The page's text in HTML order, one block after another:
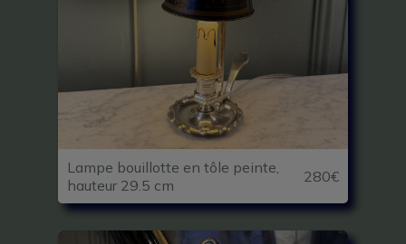
Lampe bouillotte en tôle peinte,
hauteur 29.5 cm
280€